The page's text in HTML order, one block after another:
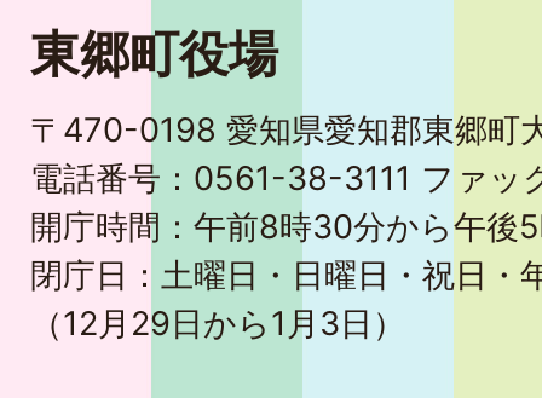
東郷町役場
〒470-0198 愛知県愛知郡東郷町
電話番号：0561-38-3111 ファ
開庁時間：午前8時30分から午後
閉庁日：土曜日・日曜日・祝日・
（12月29日から1月3日）